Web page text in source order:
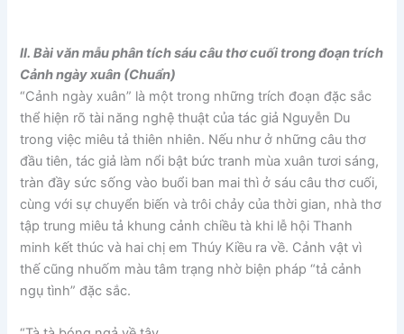
II. Bài văn mẫu phân tích sáu câu thơ cuối trong đoạn trích
Cảnh ngày xuân (Chuẩn)
“Cảnh ngày xuân” là một trong những trích đoạn đặc sắc
thể hiện rõ tài năng nghệ thuật của tác giả Nguyễn Du
trong việc miêu tả thiên nhiên. Nếu như ở những câu thơ
đầu tiên, tác giả làm nổi bật bức tranh mùa xuân tươi sáng,
tràn đầy sức sống vào buổi ban mai thì ở sáu câu thơ cuối,
cùng với sự chuyển biến và trôi chảy của thời gian, nhà thơ
tập trung miêu tả khung cảnh chiều tà khi lễ hội Thanh
minh kết thúc và hai chị em Thúy Kiều ra về. Cảnh vật vì
thế cũng nhuốm màu tâm trạng nhờ biện pháp “tả cảnh
ngụ tình” đặc sắc.